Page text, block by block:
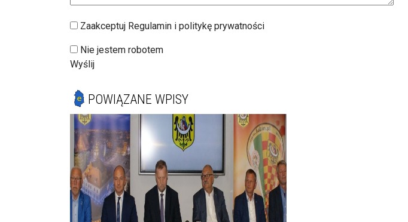
Zaakceptuj Regulamin i politykę prywatności
Nie jestem robotem
Wyślij
POWIĄZANE WPISY